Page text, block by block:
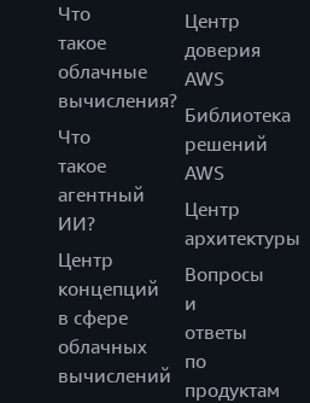
Что
такое
облачные
вычисления?
Что
такое
агентный
ИИ?
Центр
концепций
в сфере
облачных
вычислений
Центр
доверия
AWS
Библиотека
решений
AWS
Центр
архитектуры
Вопросы
и
ответы
по
продуктам